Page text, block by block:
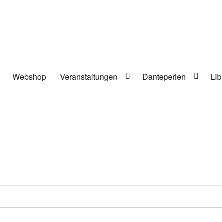
Webshop Veranstaltungen Danteperlen